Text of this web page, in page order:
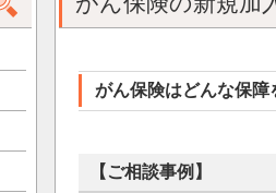
がん保険はどんな保障
【ご相談事例】